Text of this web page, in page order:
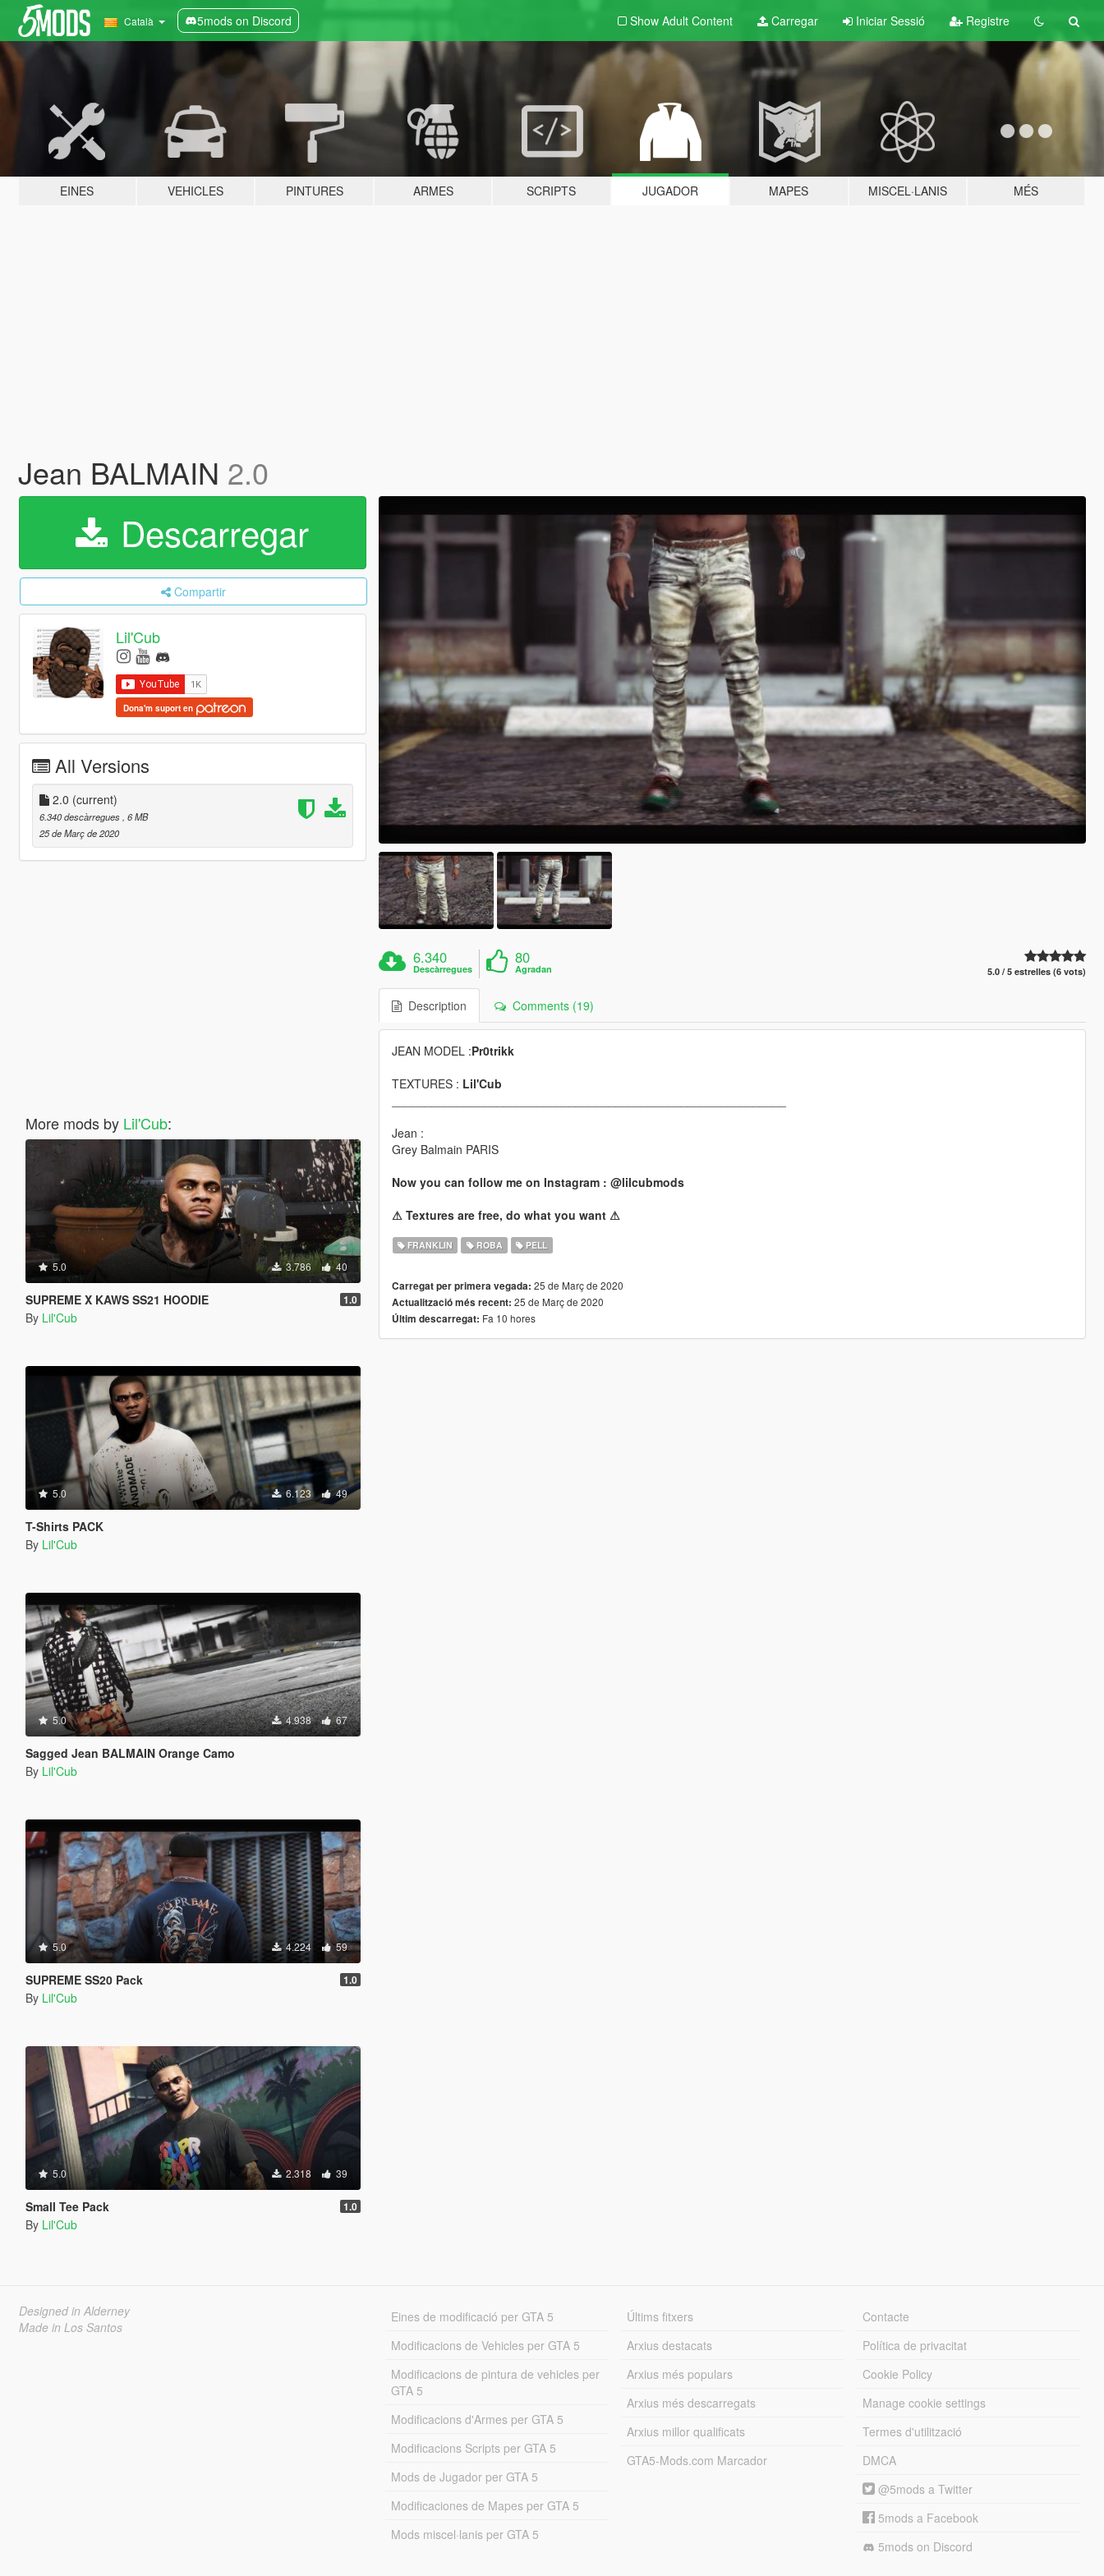
Català 5mods on Discord Show Adult Content Carregar Iniciar Sessió Registre
EINES VEHICLES PINTURES ARMES SCRIPTS JUGADOR MAPES MISCEL·LANIS MÉS
Jean BALMAIN 2.0
Descarregar
Compartir
Lil'Cub
Dona'm suport en
All Versions
2.0 (current)
6.340 descàrregues , 6 MB
25 de Març de 2020
More mods by Lil'Cub:
5.0 3.786 40
SUPREME X KAWS SS21 HOODIE 1.0
By Lil'Cub
5.0 6.123 49
T-Shirts PACK
By Lil'Cub
5.0 4.938 67
Sagged Jean BALMAIN Orange Camo
By Lil'Cub
5.0 4.224 59
SUPREME SS20 Pack 1.0
By Lil'Cub
5.0 2.318 39
Small Tee Pack 1.0
By Lil'Cub
6.340
Descàrregues
80
Agradan 5.0 / 5 estrelles (6 vots)
Description Comments (19)
JEAN MODEL :Pr0trikk
TEXTURES : Lil'Cub
Jean :
Grey Balmain PARIS
Now you can follow me on Instagram : @lilcubmods
⚠ Textures are free, do what you want ⚠
FRANKLIN ROBA PELL
Carregat per primera vegada: 25 de Març de 2020
Actualització més recent: 25 de Març de 2020
Últim descarregat: Fa 10 hores
Designed in Alderney
Made in Los Santos
Eines de modificació per GTA 5
Modificacions de Vehicles per GTA 5
Modificacions de pintura de vehicles per
GTA 5
Modificacions d'Armes per GTA 5
Modificacions Scripts per GTA 5
Mods de Jugador per GTA 5
Modificaciones de Mapes per GTA 5
Mods miscel·lanis per GTA 5
Últims fitxers
Arxius destacats
Arxius més populars
Arxius més descarregats
Arxius millor qualificats
GTA5-Mods.com Marcador
Contacte
Política de privacitat
Cookie Policy
Manage cookie settings
Termes d'utilització
DMCA
@5mods a Twitter
5mods a Facebook
5mods on Discord